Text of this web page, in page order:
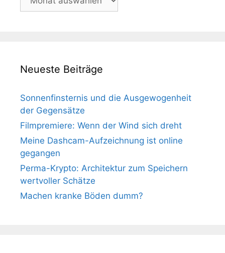
Neueste Beiträge
Sonnenfinsternis und die Ausgewogenheit
der Gegensätze
Filmpremiere: Wenn der Wind sich dreht
Meine Dashcam-Aufzeichnung ist online
gegangen
Perma-Krypto: Architektur zum Speichern
wertvoller Schätze
Machen kranke Böden dumm?